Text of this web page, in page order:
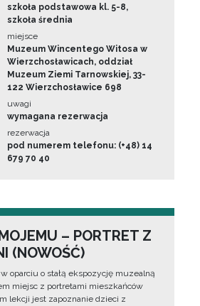
szkoła podstawowa kl. 5-8,
szkoła średnia
miejsce
Muzeum Wincentego Witosa w
Wierzchosławicach, oddział
Muzeum Ziemi Tarnowskiej, 33-
122 Wierzchosławice 698
uwagi
wymagana rezerwacja
rezerwacja
pod numerem telefonu: (+48) 14
679 70 40
– PORTRET Z
(NOWOŚĆ)
oparciu o stałą ekspozycję muzealną
miejsc z portretami mieszkańców
lekcji jest zapoznanie dzieci z